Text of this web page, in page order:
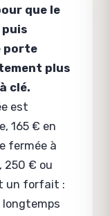
que le
puis
porte
plus
clé.
est
165 € en
fermée à
250 € ou
un forfait :